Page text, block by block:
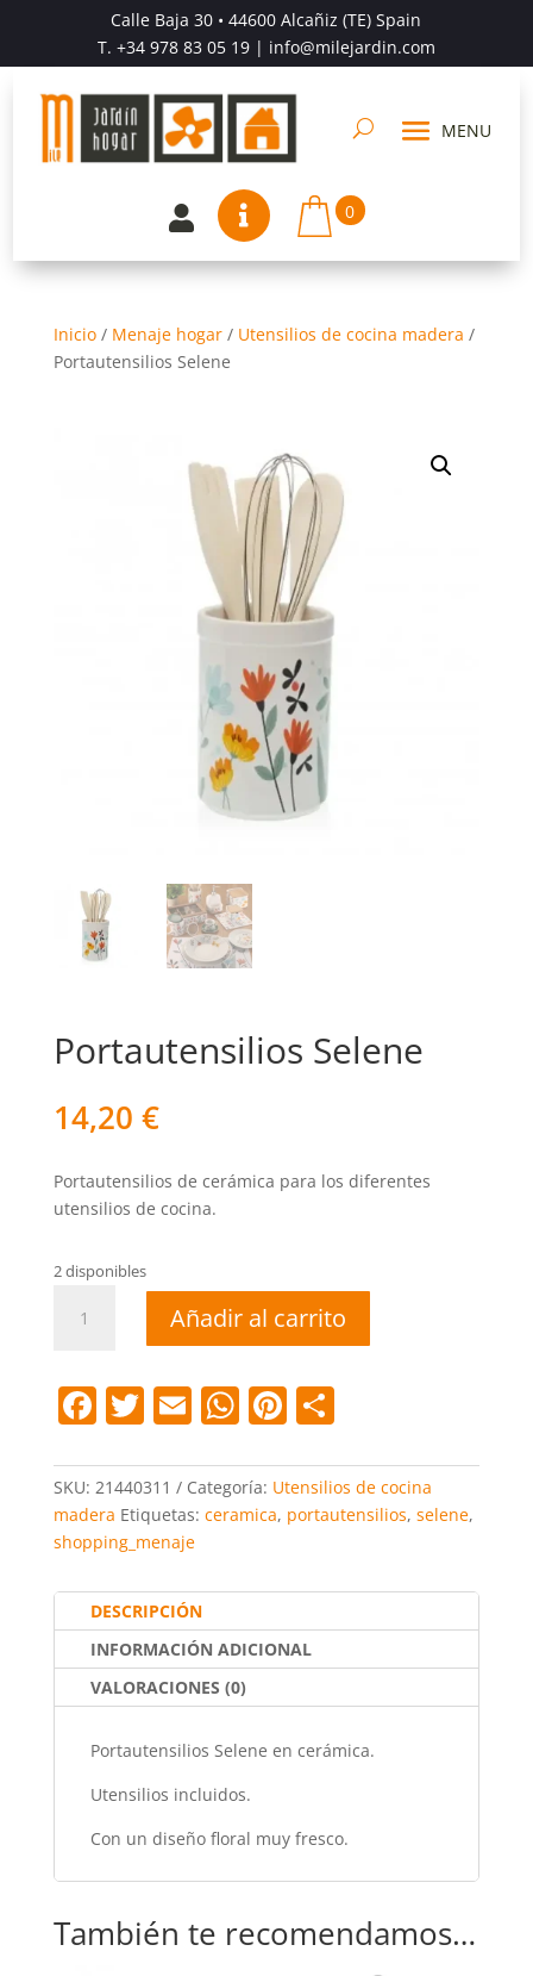
Calle Baja 30 • 44600 Alcañiz (TE) Spain
T. +34 978 83 05 19| info@milejardin.com
  0
Inicio/ Menaje hogar/ Utensilios de cocina madera /
Portautensilios Selene
Portautensilios Selene
14,20 €
Portautensilios de cerámica para los diferentes
utensilios de cocina.
2 disponibles
Portautensilios
Selene
Añadir al carrito
F
c
e
b
o
o
k
T
itt
er
E
ai
l
W
at
s
p
p
Pi
er
e
C
m
p
tir
SKU: 21440311 Categoría: Utensilios de cocina
madera Etiquetas: ceramica, portautensilios, selene,
shopping_menaje
DESCRIPCIÓN
INFORMACIÓN ADICIONAL
VALORACIONES (0)
Portautensilios Selene en cerámica.
Utensilios incluidos.
Con un diseño floral muy fresco.
También te recomendamos…